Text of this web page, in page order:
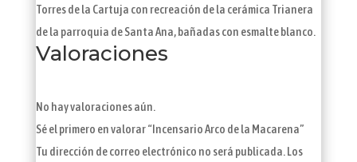
Torres de la Cartuja con recreación de la cerámica Trianera
de la parroquia de Santa Ana, bañadas con esmalte blanco.
Valoraciones
No hay valoraciones aún.
Sé el primero en valorar “Incensario Arco de la Macarena”
Tu dirección de correo electrónico no será publicada. Los